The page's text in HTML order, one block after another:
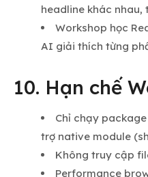
headline khác nhau,
Workshop học
AI giải thích từng
10. Hạn chế
Chỉ chạy
trợ native module
Không truy cập
Performance